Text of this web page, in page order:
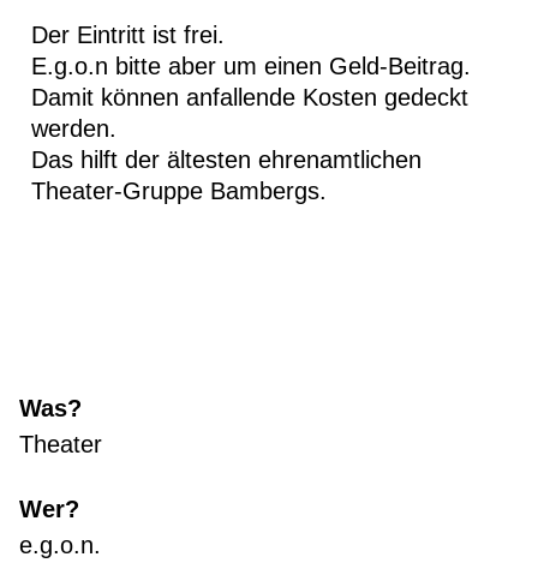
Der Eintritt ist frei.
E.g.o.n bitte aber um einen Geld-Beitrag.
Damit können anfallende Kosten gedeckt
werden.
Das hilft der ältesten ehrenamtlichen
Theater-Gruppe Bambergs.
Was?
Theater
Wer?
e.g.o.n.